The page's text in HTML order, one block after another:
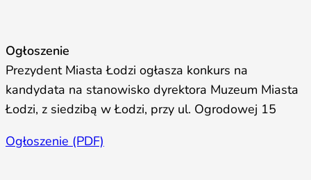
Ogłoszenie
Prezydent Miasta Łodzi ogłasza konkurs na
kandydata na stanowisko dyrektora Muzeum Miasta
Łodzi, z siedzibą w Łodzi, przy ul. Ogrodowej 15
Ogłoszenie (PDF)